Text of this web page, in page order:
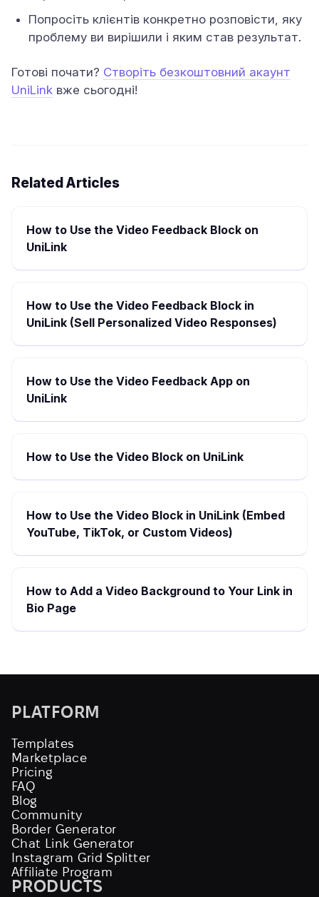
Попросіть клієнтів конкретно розповісти, яку
проблему ви вирішили і яким став результат.
Готові почати? Створіть безкоштовний акаунт
UniLink вже сьогодні!
Related Articles
How to Use the Video Feedback Block on
UniLink
How to Use the Video Feedback Block in
UniLink (Sell Personalized Video Responses)
How to Use the Video Feedback App on
UniLink
How to Use the Video Block on UniLink
How to Use the Video Block in UniLink (Embed
YouTube, TikTok, or Custom Videos)
How to Add a Video Background to Your Link in
Bio Page
PLATFORM
Templates
Marketplace
Pricing
FAQ
Blog
Community
Border Generator
Chat Link Generator
Instagram Grid Splitter
Affiliate Program
PRODUCTS